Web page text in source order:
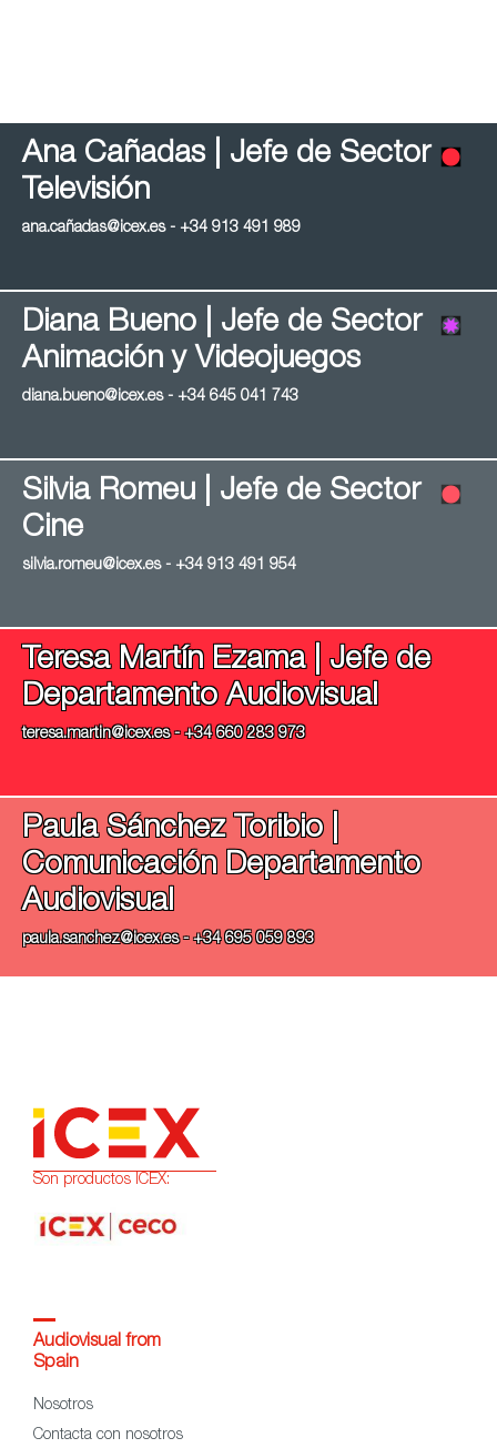
Ana Cañadas | Jefe de Sector
Televisión
ana.cañadas@icex.es - +34 913 491 989
Diana Bueno | Jefe de Sector
Animación y Videojuegos
diana.bueno@icex.es - +34 645 041 743
Silvia Romeu | Jefe de Sector
Cine
silvia.romeu@icex.es - +34 913 491 954
Teresa Martín Ezama | Jefe de
Departamento Audiovisual
teresa.martin@icex.es - +34 660 283 973
Paula Sánchez Toribio |
Comunicación Departamento
Audiovisual
paula.sanchez@icex.es - +34 695 059 893
Son productos ICEX:
Audiovisual from
Spain
Nosotros
Contacta con nosotros